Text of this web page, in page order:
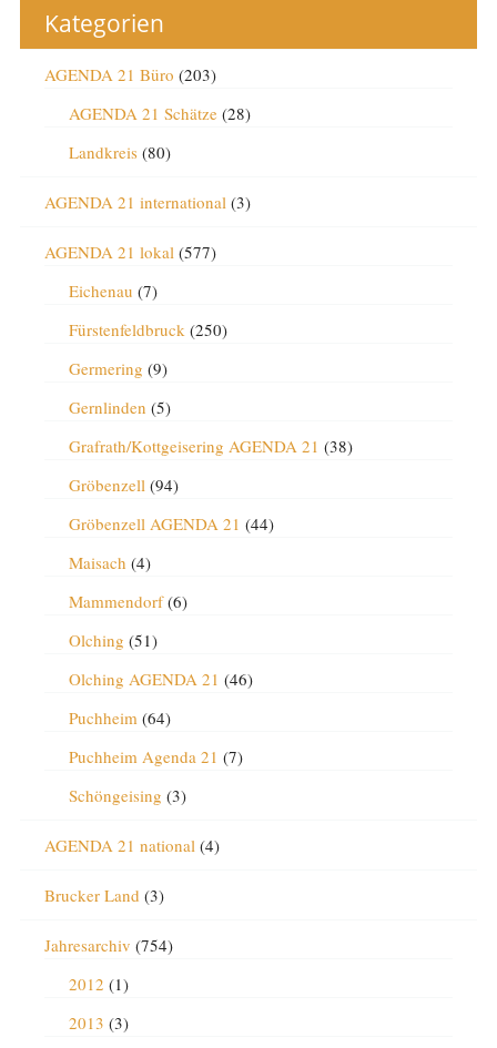
Kategorien
AGENDA 21 Büro (203)
AGENDA 21 Schätze(28)
Landkreis(80)
AGENDA 21 international (3)
AGENDA 21 lokal (577)
Eichenau (7)
Fürstenfeldbruck (250)
Germering (9)
Gernlinden (5)
Grafrath/Kottgeisering AGENDA 21 (38)
Gröbenzell (94)
Gröbenzell AGENDA 21 (44)
Maisach (4)
Mammendorf(6)
Olching (51)
Olching AGENDA 21 (46)
Puchheim (64)
Puchheim Agenda 21 (7)
Schöngeising (3)
AGENDA 21 national (4)
Brucker Land (3)
Jahresarchiv (754)
2012 (1)
2013 (3)